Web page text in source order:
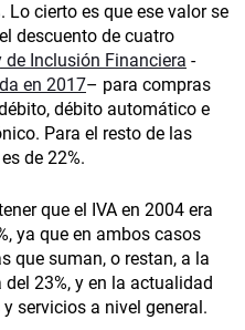
Lo cierto es que ese valor se
descuento de cuatro
de Inclusión Financiera -
en 2017– para compras
débito automático e
Para el resto de las
de 22%.
que el IVA en 2004 era
ya que en ambos casos
que suman, o restan, a la
23%, y en la actualidad
servicios a nivel general.